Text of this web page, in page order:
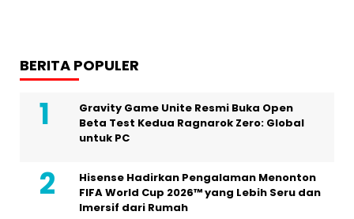
BERITA POPULER
Gravity Game Unite Resmi Buka Open
Beta Test Kedua Ragnarok Zero: Global
untuk PC
Hisense Hadirkan Pengalaman Menonton
FIFA World Cup 2026™ yang Lebih Seru dan
Imersif dari Rumah